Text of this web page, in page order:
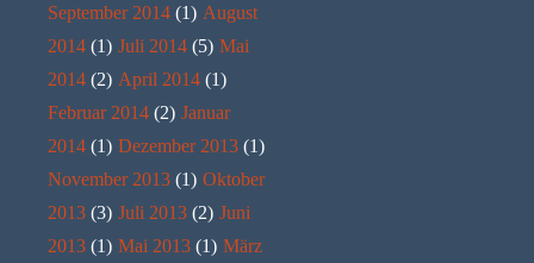
September 2014 (1) August
2014 (1) Juli 2014 (5) Mai
2014 (2) April 2014 (1)
Februar 2014 (2) Januar
2014 (1) Dezember 2013 (1)
November 2013 (1) Oktober
2013 (3) Juli 2013 (2) Juni
2013 (1) Mai 2013 (1) März